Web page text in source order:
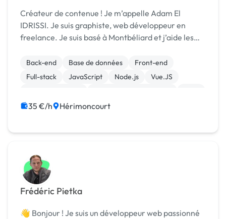
Créateur de contenue ! Je m’appelle Adam El
IDRISSI. Je suis graphiste, web développeur en
freelance. Je suis basé à Montbéliard et j’aide les
correspond.
Back-end Base de données
Front-end
Full-stack
JavaScript Node.js
Vue.JS
35 €/h Hérimoncourt
Frédéric Pietka
👋 Bonjour ! Je suis un développeur web passionné